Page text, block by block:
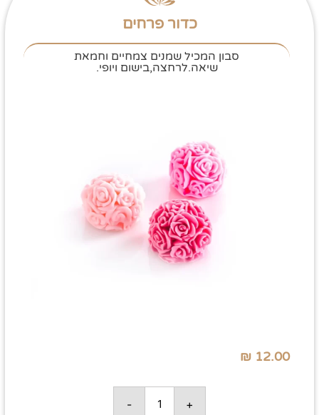
כדור פרחים
סבון המכיל שמנים צמחיים וחמאת
שיאה.לרחצה,בישום ויופי.
12.00
₪
- +